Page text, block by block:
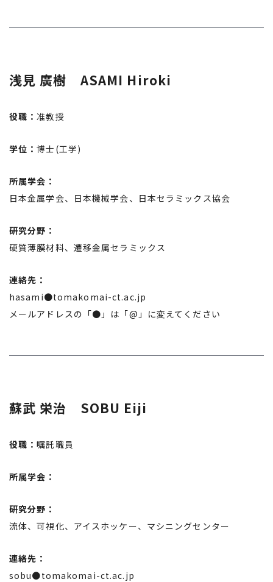
浅見 廣樹 ASAMI Hiroki
役職：准教授
学位：博士(工学)
所属学会：
日本金属学会、日本機械学会、日本セラミックス協会
研究分野：
硬質薄膜材料、遷移金属セラミックス
連絡先：
hasami●tomakomai-ct.ac.jp
メールアドレスの「●」は「@」に変えてください
蘇武 栄治 SOBU Eiji
役職：嘱託職員
所属学会：
研究分野：
流体、可視化、アイスホッケー、マシニングセンター
連絡先：
sobu●tomakomai-ct.ac.jp